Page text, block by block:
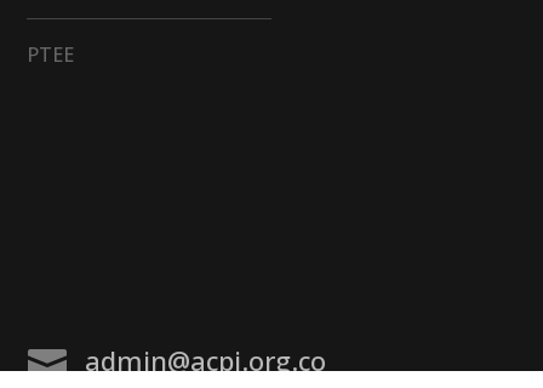
PTEE
 admin@acpi.org.co